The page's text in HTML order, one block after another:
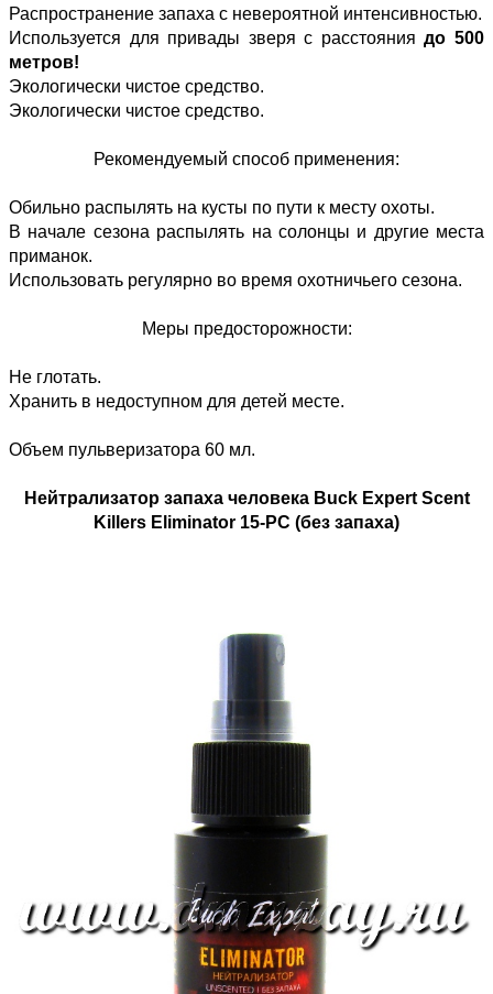
Распространение запаха с невероятной интенсивностью.
Используется для привады зверя с расстояниядо 500
метров!
Экологически чистое средство.
Экологически чистое средство.
Рекомендуемый способ применения:
Обильно распылять на кусты по пути к месту охоты.
В начале сезона распылять на солонцы и другие места
приманок.
Использовать регулярно во время охотничьего сезона.
Меры предосторожности:
Не глотать.
Хранить в недоступном для детей месте.
Объем пульверизатора 60 мл.
Нейтрализатор запаха человека Buck Expert Scent
Killers Eliminator 15-PC (без запаха)